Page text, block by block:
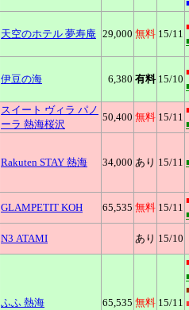
天空のホテル 夢寿庵 29,000 無料 15/11
伊豆の海 6,380 有料 15/10
スイート ヴィラ パノ
ーラ 熱海桜沢
50,400 無料 15/11
Rakuten STAY 熱海 34,000 あり 15/11
GLAMPETIT KOH 65,535 無料 15/11
N3 ATAMI あり 15/10
ふふ 熱海 65,535 無料 15/11